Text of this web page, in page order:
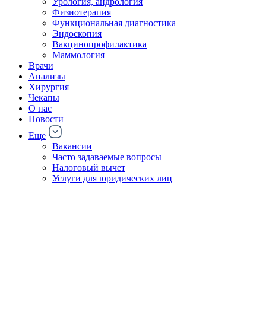
Физиотерапия
Функциональная диагностика
Эндоскопия
Вакцинопрофилактика
Маммология
Врачи
Анализы
Хирургия
Чекапы
О нас
Новости
Еще
Вакансии
Часто задаваемые вопросы
Налоговый вычет
Услуги для юридических лиц